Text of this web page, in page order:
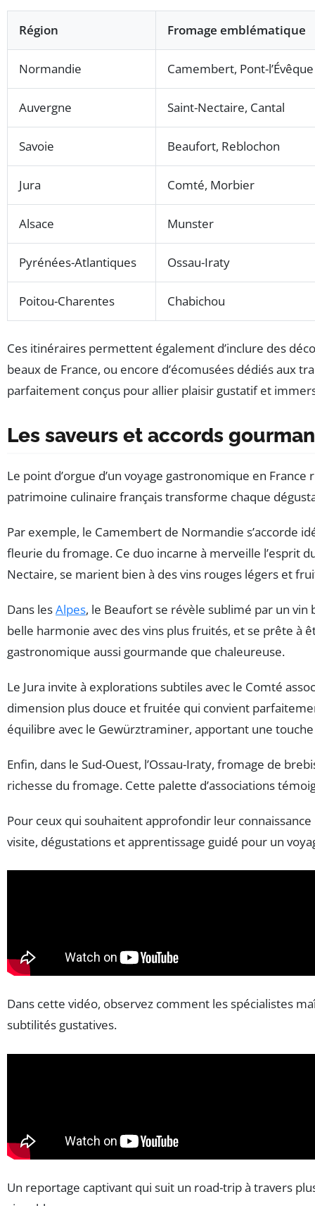
Région Fromage emblématique
Normandie Camembert, Pont-l’Évêque
Auvergne Saint-Nectaire, Cantal
Savoie Beaufort, Reblochon
Jura Comté, Morbier
Alsace Munster
Pyrénées-Atlantiques Ossau-Iraty
Poitou-Charentes Chabichou
Ces itinéraires permettent également d’inclure des
beaux de France, ou encore d’écomusées dédiés aux
parfaitement conçus pour allier plaisir gustatif et
Les saveurs et accords
Le point d’orgue d’un voyage gastronomique en
patrimoine culinaire français transforme chaque
Par exemple, le Camembert de Normandie s’accorde
fleurie du fromage. Ce duo incarne à merveille l’esprit
Nectaire, se marient bien à des vins rouges légers et
Dans lesAlpes, le Beaufort se révèle sublimé par un vin
belle harmonie avec des vins plus fruités, et se prête à
gastronomique aussi gourmande que chaleureuse.
Le Jura invite à explorations subtiles avec le Comté
dimension plus douce et fruitée qui convient
équilibre avec le Gewürztraminer, apportant une
Enfin, dans le Sud-Ouest, l’Ossau-Iraty, fromage de
richesse du fromage. Cette palette d’associations
Pour ceux qui souhaitent approfondir leur
visite, dégustations et apprentissage guidé pour un
Dans cette vidéo, observez comment les spécialistes
subtilités gustatives.
Un reportage captivant qui suit un road-trip à travers